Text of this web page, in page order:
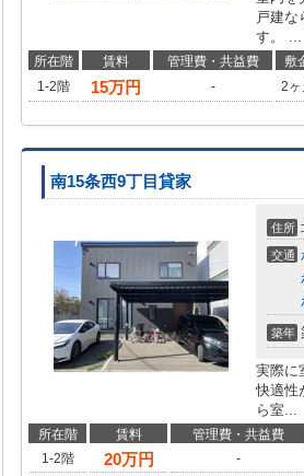
戸建な
す。 ...
所在階 賃料 管理費・共益費 敷
1-2階
15万円 - 2ヶ
南15条西9丁目貸家
住所
交通
築年
実際に
快適性
ら室...
所在階 賃料 管理費・共益費
1-2階
20万円 -